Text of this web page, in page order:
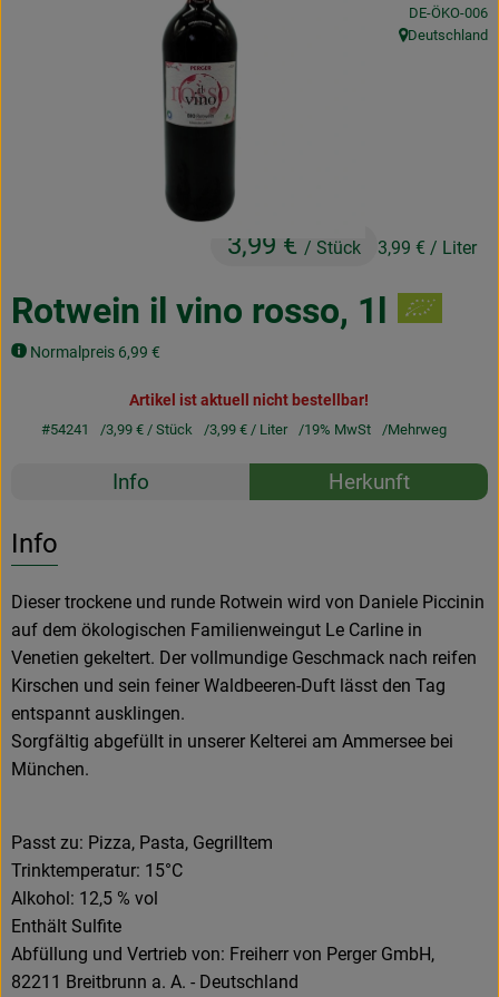
Drogerie & Diverses
Lieferservice
Über uns
Rotwein il vino rosso, 1l
Normalpreis 6,99 €
3,99 € / Stück 3,99 € / Liter
, Kontrollstelle:
DE-ÖKO-006
, Herkunft:
Deutschland
Artikel ist aktuell nicht bestellbar!
#54241 3,99 € / Stück 3,99 € / Liter 19% MwSt Mehrweg
Rezepte
Info Herkunft
Info
Dieser trockene und runde Rotwein wird von Daniele Piccinin
auf dem ökologischen Familienweingut Le Carline in
Venetien gekeltert. Der vollmundige Geschmack nach reifen
Kirschen und sein feiner Waldbeeren-Duft lässt den Tag
entspannt ausklingen.
Sorgfältig abgefüllt in unserer Kelterei am Ammersee bei
München.
Passt zu: Pizza, Pasta, Gegrilltem
Trinktemperatur: 15°C
Alkohol: 12,5 % vol
Enthält Sulfite
Abfüllung und Vertrieb von: Freiherr von Perger GmbH,
82211 Breitbrunn a. A. - Deutschland